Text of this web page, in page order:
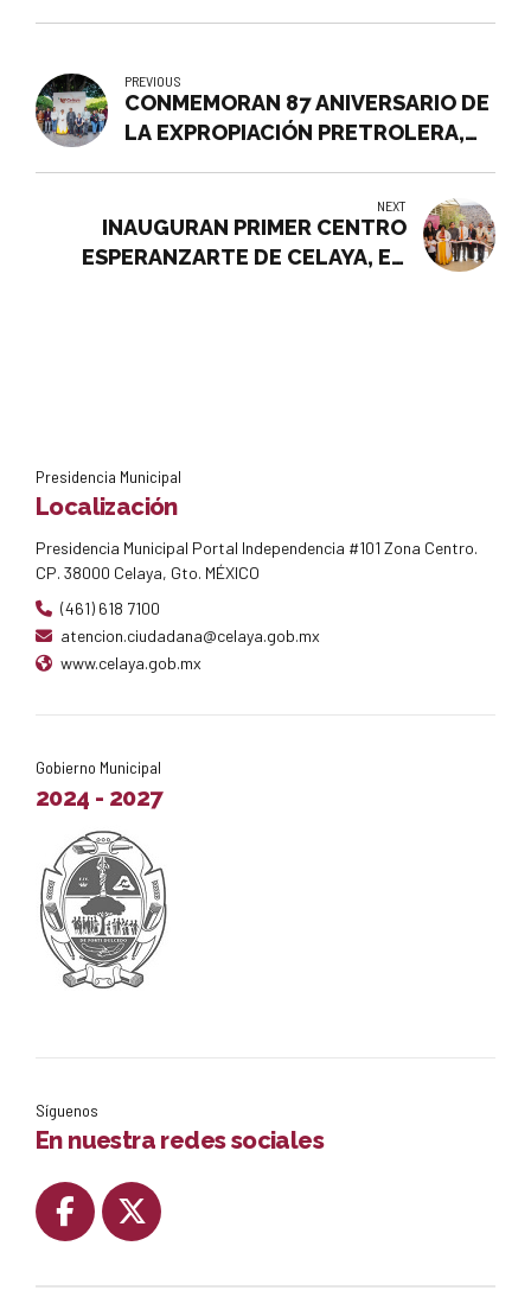
PREVIOUS
CONMEMORAN 87 ANIVERSARIO DE
LA EXPROPIACIÓN PRETROLERA,
NEXT
INAUGURAN PRIMER CENTRO
ESPERANZARTE DE CELAYA, EN
Presidencia Municipal
Localización
Presidencia Municipal Portal Independencia #101 Zona Centro.
CP. 38000 Celaya, Gto. MÉXICO
(461) 618 7100
atencion.ciudadana@celaya.gob.mx
www.celaya.gob.mx
Gobierno Municipal
2024 - 2027
Síguenos
En nuestra redes sociales